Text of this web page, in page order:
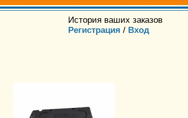
История ваших заказов
Регистрация / Вход